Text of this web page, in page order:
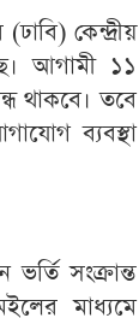
কেন্দ্রীয়
আগামী ১১
থাকবে। তবে
ব্যবস্থা
সংক্রান্ত
মাধ্যমে